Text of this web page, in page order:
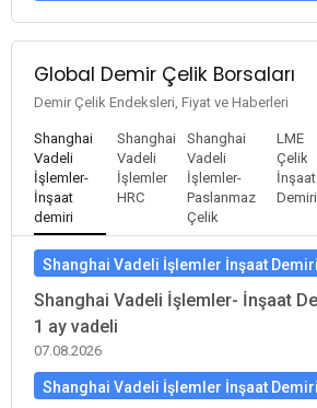
Global Demir Çelik Borsaları
Demir Çelik Endeksleri, Fiyat ve Haberleri
Shanghai
Vadeli
İşlemler-
İnşaat
demiri
Shanghai
Vadeli
İşlemler
HRC
Shanghai
Vadeli
İşlemler-
Paslanmaz
Çelik
LME
Çelik
İnşaat
Demiri
Shanghai Vadeli İşlemler İnşaat
Shanghai Vadeli İşlemler- İnşaat
1 ay vadeli
07.08.2026
Shanghai Vadeli İşlemler İnşaat